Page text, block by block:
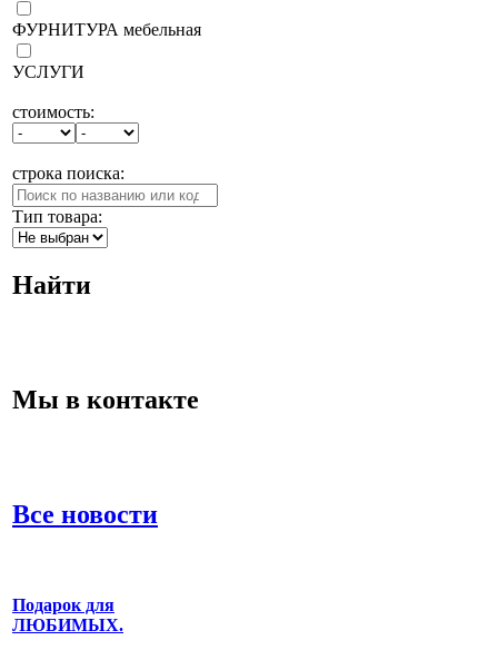
ФУРНИТУРА мебельная
УСЛУГИ
стоимость:
строка поиска:
Тип товара:
Найти
Мы в контакте
Все новости
Подарок для
ЛЮБИМЫХ.